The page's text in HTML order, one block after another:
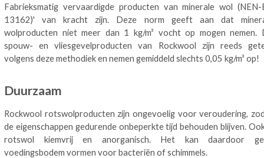
Fabrieksmatig vervaardigde producten van minerale wol (NEN-
13162)' van kracht zijn. Deze norm geeft aan dat
wolproducten niet meer dan 1 kg/m³ vocht op mogen nemen.
spouw- en vliesgevelproducten van Rockwool zijn reeds
volgens deze methodiek en nemen gemiddeld slechts 0,05 kg/m³ op!
Duurzaam
Rockwool rotswolproducten zijn ongevoelig voor veroudering,
de eigenschappen gedurende onbeperkte tijd behouden blijven.
rotswol kiemvrij en anorganisch. Het kan daardoor
voedingsbodem vormen voor bacteriën of schimmels.